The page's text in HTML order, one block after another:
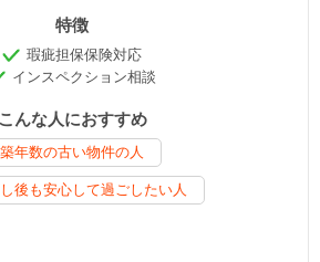
特徴
瑕疵担保保険対応
インスペクション相談
こんな人におすすめ
築年数の古い物件の人
後も安心して過ごしたい人